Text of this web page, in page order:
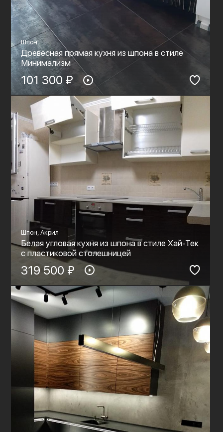
Шпон
Древесная прямая кухня из шпона в стиле
Минимализм
101 300 ₽
Шпон, Акрил
Белая угловая кухня из шпона в стиле Хай-Тек
с пластиковой столешницей
319 500 ₽